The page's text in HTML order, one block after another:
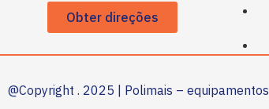
Obter direções
@Copyright . 2025 | Polimais – equipamentos